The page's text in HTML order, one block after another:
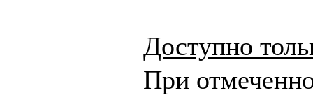
Доступно
При